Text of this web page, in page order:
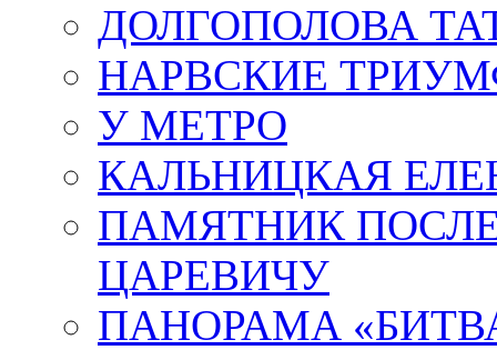
ДОЛГОПОЛОВА
НАРВСКИЕ
У МЕТРО
КАЛЬНИЦКАЯ
ПАМЯТНИК
ЦАРЕВИЧУ
ПАНОРАМА